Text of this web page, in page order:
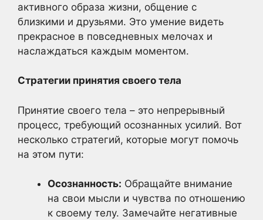
активного образа жизни, общение с
близкими и друзьями. Это умение видеть
прекрасное в повседневных мелочах и
наслаждаться каждым моментом.
Стратегии принятия своего тела
Принятие своего тела – это непрерывный
процесс, требующий осознанных усилий. Вот
несколько стратегий, которые могут помочь
на этом пути:
Осознанность: Обращайте внимание
на свои мысли и чувства по отношению
к своему телу. Замечайте негативные